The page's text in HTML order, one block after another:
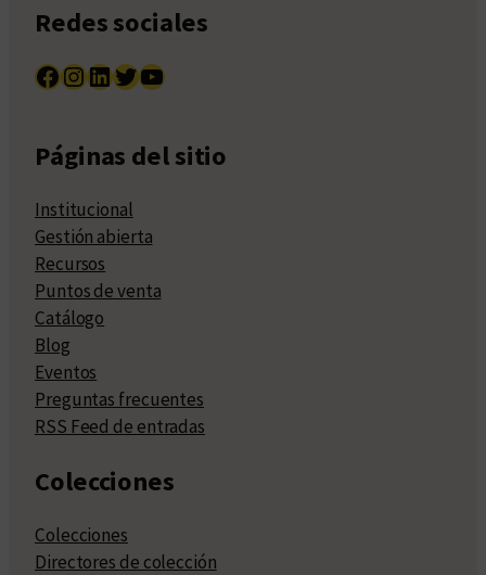
Redes sociales
Facebook InstagramLinkedIn Twitter YouTube
Páginas del sitio
Institucional
Gestión abierta
Recursos
Puntos de venta
Catálogo
Blog
Eventos
Preguntas frecuentes
RSS Feed de entradas
Colecciones
Colecciones
Directores de colección